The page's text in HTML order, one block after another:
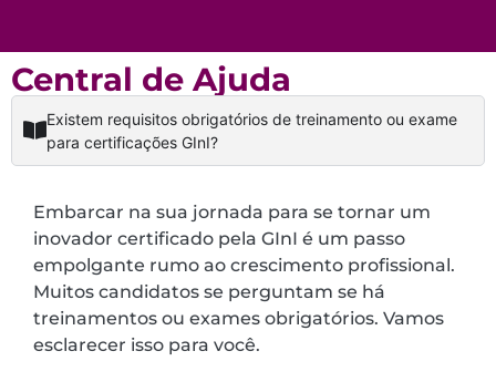
Central de Ajuda
Existem requisitos obrigatórios de treinamento ou exame
para certificações GInI?
Embarcar na sua jornada para se tornar um
inovador certificado pela GInI é um passo
empolgante rumo ao crescimento profissional.
Muitos candidatos se perguntam se há
treinamentos ou exames obrigatórios. Vamos
esclarecer isso para você.